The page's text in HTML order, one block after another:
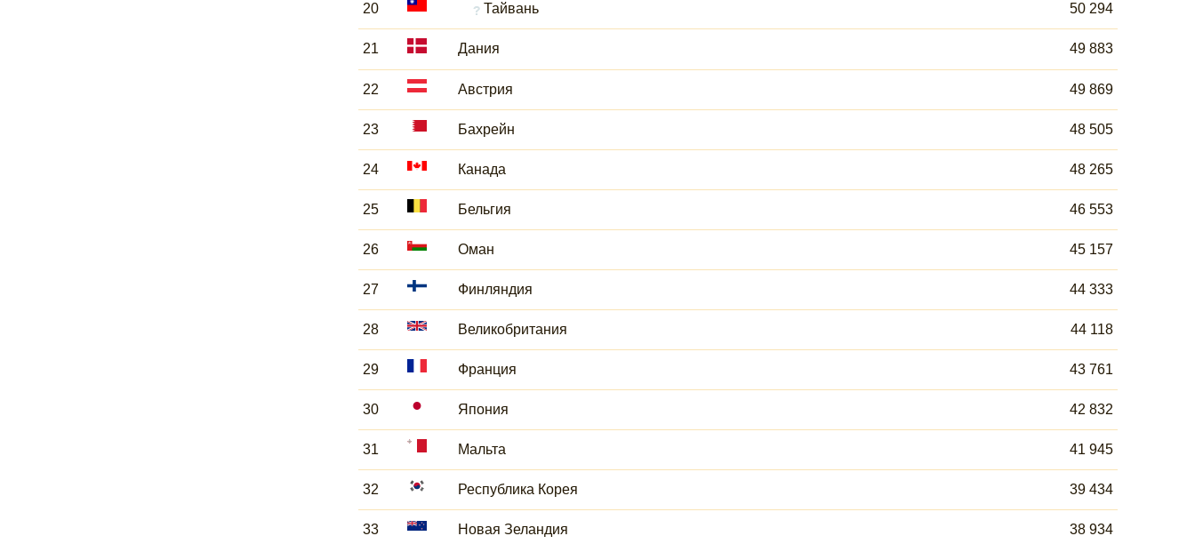
20 Тайвань 50 294
21 Дания 49 883
22 Австрия 49 869
23 Бахрейн 48 505
24 Канада 48 265
25 Бельгия 46 553
26 Оман 45 157
27 Финляндия 44 333
28 Великобритания 44 118
29 Франция 43 761
30 Япония 42 832
31 Мальта 41 945
32 Республика Корея 39 434
33 Новая Зеландия 38 934